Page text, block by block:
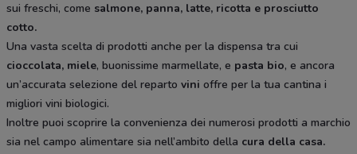
sui freschi, come salmone, panna, latte, ricotta e prosciutto
cotto.
Una vasta scelta di prodotti anche per la dispensa tra cui
cioccolata, miele, buonissime marmellate, e pasta bio, e ancora
un’accurata selezione del reparto vini offre per la tua cantina i
migliori vini biologici.
Inoltre puoi scoprire la convenienza dei numerosi prodotti a marchio
sia nel campo alimentare sia nell’ambito della cura della casa.